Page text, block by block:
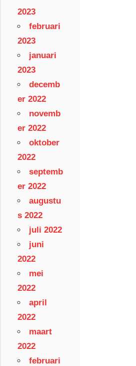
2023
februari
2023
januari
2023
decemb
er 2022
novemb
er 2022
oktober
2022
septemb
er 2022
augustu
s 2022
juli 2022
juni
2022
mei
2022
april
2022
maart
2022
februari